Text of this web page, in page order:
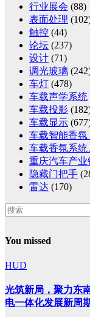
行业展会 (88)
表面处理
触控 (44)
论坛 (237)
设计 (71)
调光玻璃
车灯 (478)
车载声学系统
车载投影
车载显示
车载智能香氛
车载香氛系
重庆汽车产业
隐藏门把手
雷达 (170)
You missed
HUD
光筑新局，聚力东
电一体化发展新周